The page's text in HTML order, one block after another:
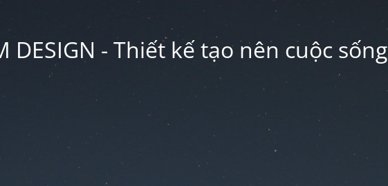
DESIGN - Thiết kế tạo nên cuộc sống